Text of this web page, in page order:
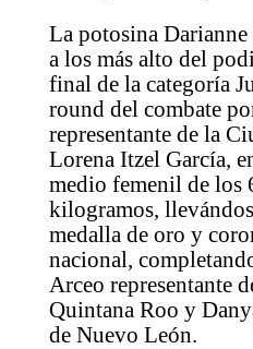
La potosina Darianne
a los más alto del
final de la categoría
round del combate
representante de la
Lorena Itzel García,
medio femenil de los
kilogramos,
medalla de oro y
nacional,
Arceo representante
Quintana Roo y
de Nuevo León.